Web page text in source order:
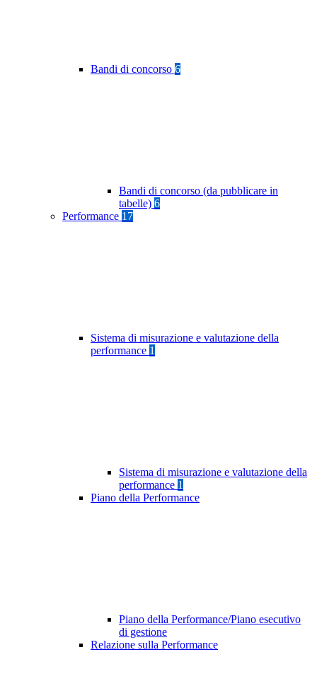
Bandi di concorso 6
Bandi di concorso (da pubblicare in
tabelle) 6
Performance 17
Sistema di misurazione e valutazione della
performance 1
Sistema di misurazione e valutazione della
performance 1
Piano della Performance
Piano della Performance/Piano esecutivo
di gestione
Relazione sulla Performance